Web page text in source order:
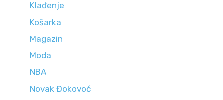
Klađenje
Košarka
Magazin
Moda
NBA
Novak Đokovoć